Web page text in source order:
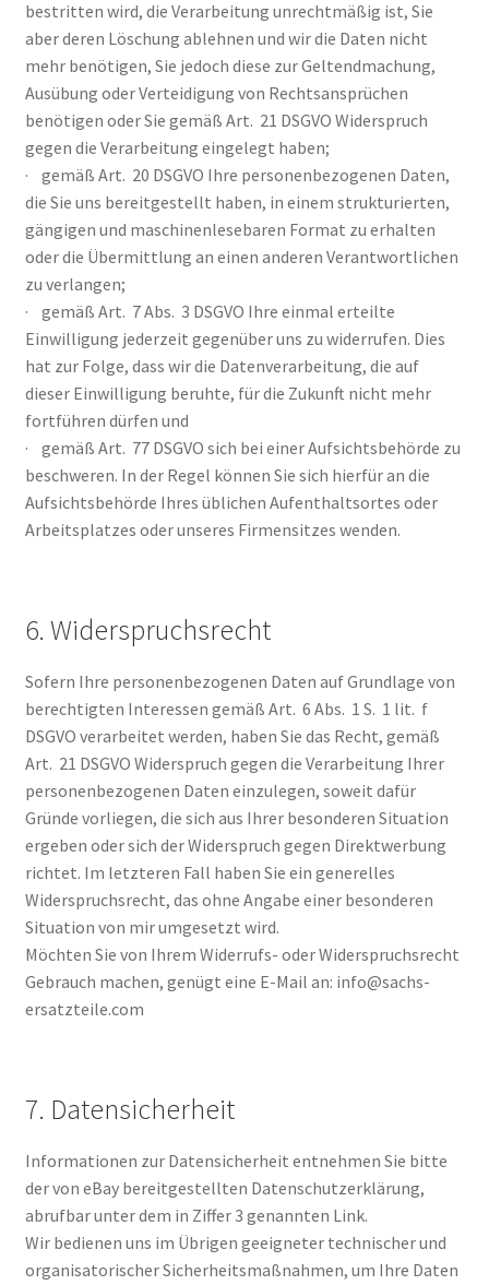
bestritten wird, die Verarbeitung unrechtmäßig ist, Sie
aber deren Löschung ablehnen und wir die Daten nicht
mehr benötigen, Sie jedoch diese zur Geltendmachung,
Ausübung oder Verteidigung von Rechtsansprüchen
benötigen oder Sie gemäß Art. 21 DSGVO Widerspruch
gegen die Verarbeitung eingelegt haben;
· gemäß Art. 20 DSGVO Ihre personenbezogenen Daten,
die Sie uns bereitgestellt haben, in einem strukturierten,
gängigen und maschinenlesebaren Format zu erhalten
oder die Übermittlung an einen anderen Verantwortlichen
zu verlangen;
· gemäß Art. 7 Abs. 3 DSGVO Ihre einmal erteilte
Einwilligung jederzeit gegenüber uns zu widerrufen. Dies
hat zur Folge, dass wir die Datenverarbeitung, die auf
dieser Einwilligung beruhte, für die Zukunft nicht mehr
fortführen dürfen und
· gemäß Art. 77 DSGVO sich bei einer Aufsichtsbehörde zu
beschweren. In der Regel können Sie sich hierfür an die
Aufsichtsbehörde Ihres üblichen Aufenthaltsortes oder
Arbeitsplatzes oder unseres Firmensitzes wenden.
6. Widerspruchsrecht
Sofern Ihre personenbezogenen Daten auf Grundlage von
berechtigten Interessen gemäß Art. 6 Abs. 1 S. 1 lit. f
DSGVO verarbeitet werden, haben Sie das Recht, gemäß
Art. 21 DSGVO Widerspruch gegen die Verarbeitung Ihrer
personenbezogenen Daten einzulegen, soweit dafür
Gründe vorliegen, die sich aus Ihrer besonderen Situation
ergeben oder sich der Widerspruch gegen Direktwerbung
richtet. Im letzteren Fall haben Sie ein generelles
Widerspruchsrecht, das ohne Angabe einer besonderen
Situation von mir umgesetzt wird.
Möchten Sie von Ihrem Widerrufs- oder Widerspruchsrecht
Gebrauch machen, genügt eine E-Mail an: info@sachs-
ersatzteile.com
7. Datensicherheit
Informationen zur Datensicherheit entnehmen Sie bitte
der von eBay bereitgestellten Datenschutzerklärung,
abrufbar unter dem in Ziffer 3 genannten Link.
Wir bedienen uns im Übrigen geeigneter technischer und
organisatorischer Sicherheitsmaßnahmen, um Ihre Daten